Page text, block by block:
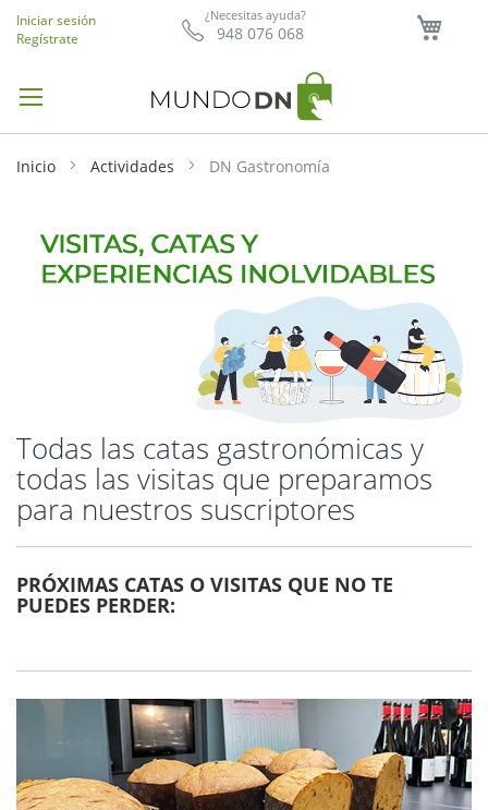
¿Necesitas ayuda?
948 076 068
Iniciar sesión
Regístrate
Inicio Actividades DN Gastronomía
Todas las catas gastronómicas y
todas las visitas que preparamos
para nuestros suscriptores
PRÓXIMAS CATAS O VISITAS QUE NO TE
PUEDES PERDER: